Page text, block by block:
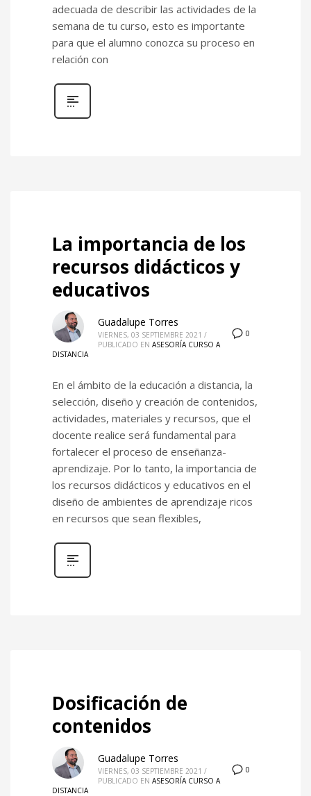
adecuada de describir las actividades de la
semana de tu curso, esto es importante
para que el alumno conozca su proceso en
relación con
La importancia de los
recursos didácticos y
educativos
0
Guadalupe Torres
VIERNES, 03 SEPTIEMBRE 2021 /
PUBLICADO EN ASESORÍA CURSO A
DISTANCIA
En el ámbito de la educación a distancia, la
selección, diseño y creación de contenidos,
actividades, materiales y recursos, que el
docente realice será fundamental para
fortalecer el proceso de enseñanza-
aprendizaje. Por lo tanto, la importancia de
los recursos didácticos y educativos en el
diseño de ambientes de aprendizaje ricos
en recursos que sean flexibles,
Dosificación de
contenidos
0
Guadalupe Torres
VIERNES, 03 SEPTIEMBRE 2021 /
PUBLICADO EN ASESORÍA CURSO A
DISTANCIA